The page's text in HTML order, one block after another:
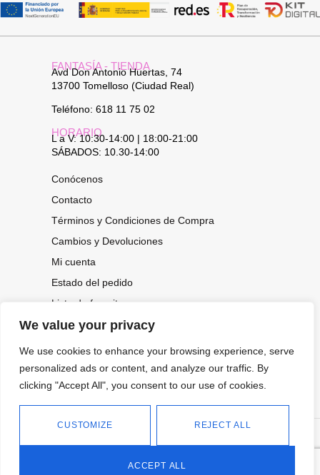
We value your privacy
We use cookies to enhance your browsing experience, serve
personalized ads or content, and analyze our traffic. By
clicking "Accept All", you consent to our use of cookies.
CUSTOMIZE REJECT ALL
ACCEPT ALL
FANTASÍA - TIENDA
Avd Don Antonio Huertas, 74
13700 Tomelloso (Ciudad Real)
Teléfono: 618 11 75 02
HORARIO
L a V: 10:30-14:00 | 18:00-21:00
SÁBADOS: 10.30-14:00
Conócenos
Contacto
Términos y Condiciones de Compra
Cambios y Devoluciones
Mi cuenta
Estado del pedido
Lista de favoritos
CONOCE NUESTRAS NOVEDADES,
OFERTAS...
2026.